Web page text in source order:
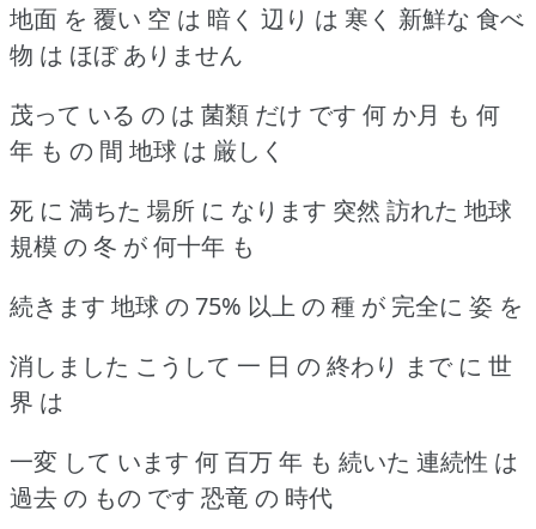
地面 を 覆い 空 は 暗く 辺り は 寒く 新鮮な 食べ
物 は ほぼ ありません
茂って いる の は 菌類 だけ です 何 か月 も 何
年 も の 間 地球 は 厳しく
死 に 満ちた 場所 に なります 突然 訪れた 地球
規模 の 冬 が 何十年 も
続きます 地球 の 75% 以上 の 種 が 完全に 姿 を
消しました こうして 一 日 の 終わり まで に 世
界 は
一変 して います 何 百万 年 も 続いた 連続性 は
過去 の もの です 恐竜 の 時代